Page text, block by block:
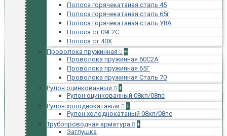
Полоса горячекатаная сталь 45
Полоса горячекатаная сталь 65г
Полоса горячекатаная сталь У8А
Полоса ст 09Г2С
Полоса ст 40Х
Проволока пружинная
+
Проволока пружинная 60С2А
Проволока пружинная 65Г
Проволока пружинная Сталь 70
Рулон оцинкованный
+
Рулон оцинкованный 08кп/08пс
Рулон холоднокатаный
+
Рулон холоднокатаный 08кп/08пс
Трубопроводная арматура
+
Заглушка